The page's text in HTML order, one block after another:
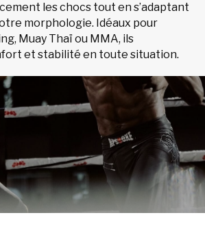
les chocs tout en s’adaptant
morphologie. Idéaux pour
Muay Thaï ou MMA, ils
et stabilité en toute situation.